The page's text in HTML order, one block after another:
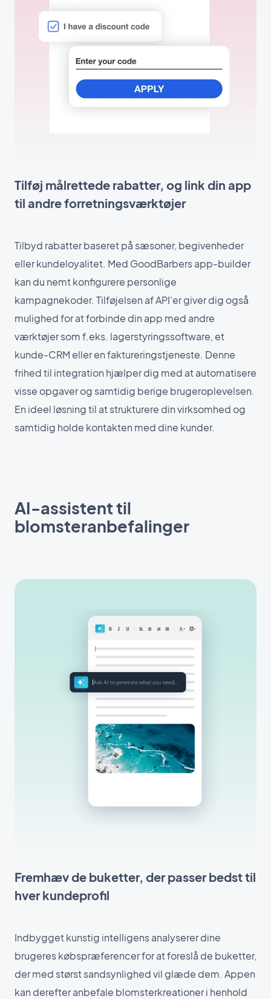
Tilføj målrettede rabatter, og link din app
til andre forretningsværktøjer
Tilbyd rabatter baseret på sæsoner, begivenheder
eller kundeloyalitet. Med GoodBarbers app-builder
kan du nemt konfigurere personlige
kampagnekoder. Tilføjelsen af API'er giver dig også
mulighed for at forbinde din app med andre
værktøjer som f.eks. lagerstyringssoftware, et
kunde-CRM eller en faktureringstjeneste. Denne
frihed til integration hjælper dig med at automatisere
visse opgaver og samtidig berige brugeroplevelsen.
En ideel løsning til at strukturere din virksomhed og
samtidig holde kontakten med dine kunder.
AI-assistent til
blomsteranbefalinger
Fremhæv de buketter, der passer bedst til
hver kundeprofil
Indbygget kunstig intelligens analyserer dine
brugeres købspræferencer for at foreslå de buketter,
der med størst sandsynlighed vil glæde dem. Appen
kan derefter anbefale blomsterkreationer i henhold